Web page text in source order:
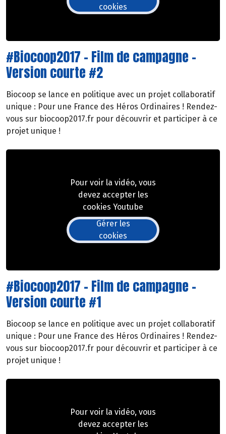
cookies
#Biocoop2017 - Film de campagne -
Version courte #2
Biocoop se lance en politique avec un projet collaboratif
unique : Pour une France des Héros Ordinaires ! Rendez-
vous sur biocoop2017.fr pour découvrir et participer à ce
projet unique !
Pour voir la vidéo, vous
devez accepter les
cookies Youtube
Gérer les
cookies
#Biocoop2017 - Film de campagne -
Version courte #1
Biocoop se lance en politique avec un projet collaboratif
unique : Pour une France des Héros Ordinaires ! Rendez-
vous sur biocoop2017.fr pour découvrir et participer à ce
projet unique !
Pour voir la vidéo, vous
devez accepter les